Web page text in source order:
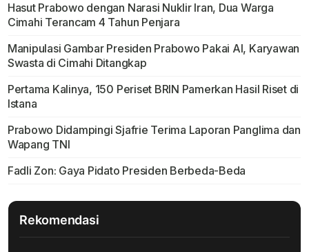
Hasut Prabowo dengan Narasi Nuklir Iran, Dua Warga
Cimahi Terancam 4 Tahun Penjara
Manipulasi Gambar Presiden Prabowo Pakai AI, Karyawan
Swasta di Cimahi Ditangkap
Pertama Kalinya, 150 Periset BRIN Pamerkan Hasil Riset di
Istana
Prabowo Didampingi Sjafrie Terima Laporan Panglima dan
Wapang TNI
Fadli Zon: Gaya Pidato Presiden Berbeda-Beda
Rekomendasi